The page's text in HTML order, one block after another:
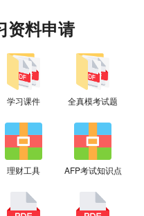
资料申请
学习课件 全真模考试题
理财工具 AFP考试知识点